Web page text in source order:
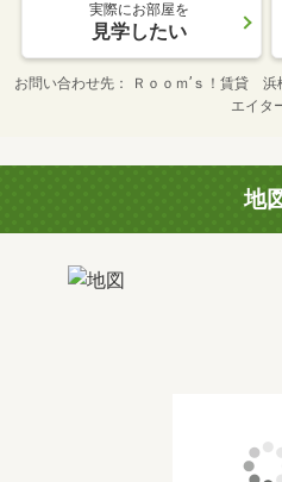
実際にお部屋を
見学したい
お問い合わせ先
Ｒｏｏｍ’ｓ！賃貸
エイタ
地